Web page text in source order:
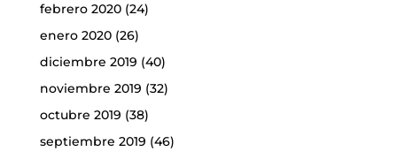
febrero 2020(24)
enero 2020(26)
diciembre 2019 (40)
noviembre 2019 (32)
octubre 2019 (38)
septiembre 2019 (46)